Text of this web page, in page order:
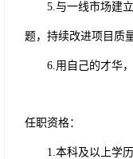
5.与一线市场建
题，持续改进项目质量
6.用自己的才华
任职资格：
1.本科及以上学